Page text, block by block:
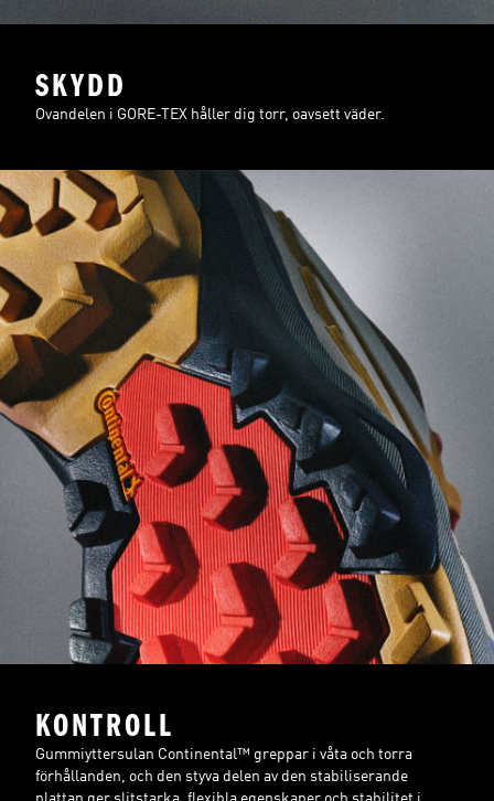
SKYDD
Ovandelen i GORE-TEX håller dig torr, oavsett väder.
KONTROLL
Gummiyttersulan Continental™ greppar i våta och torra
förhållanden, och den styva delen av den stabiliserande